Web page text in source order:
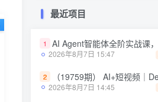
最近项目
1 AI Agent智能体全阶实战课，从原理到实操，手把手搭建
2026年8月7日 15:47
2 （19759期） AI+短视频｜DeepSeek即梦豆包小云雀全工具教学，从账号*到剪
2026年8月7日 14:45
最近项目
1 AI Agent智能体全阶实战课，从原理到实操，手把手搭建
2026年8月7日 15:47
2 （19759期） AI+短视频｜DeepSeek即梦豆包小云雀全工具教学，从账号*到剪
2026年8月7日 14:45